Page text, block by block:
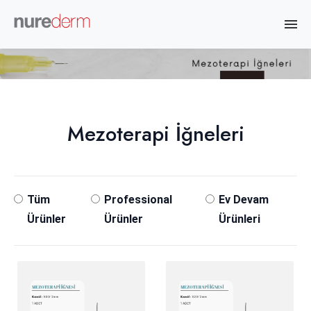
Mezoterapi İğneleri
Tüm
Ürünler
Professional
Ürünler
Ev Devam
Ürünleri